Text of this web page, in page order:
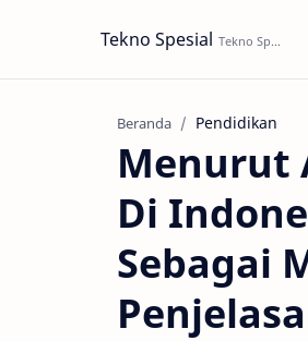
Tekno Spesial
Beranda Pendidikan
Menurut
Di
Sebagai